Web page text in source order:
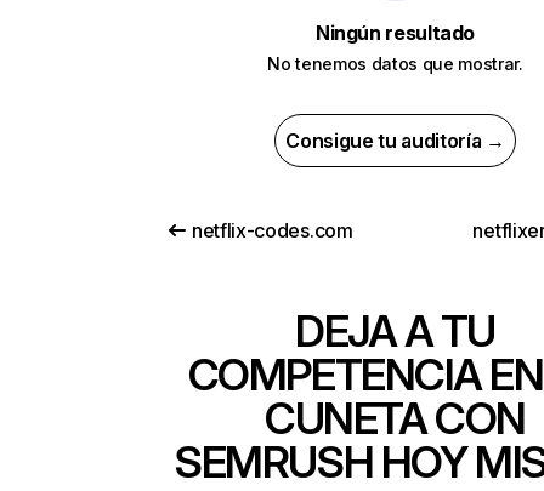
Ningún resultado
No tenemos datos que mostrar.
Consigue tu auditoría →
netflix-codes.com
DEJA A TU
COMPETENCIA
CUNETA CON
SEMRUSH HOY